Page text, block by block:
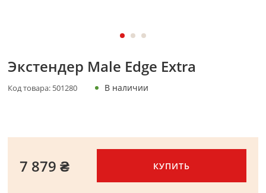
Экстендер Male Edge Extra
Код товара: 501280 В наличии
7 879 ₴ КУПИТЬ